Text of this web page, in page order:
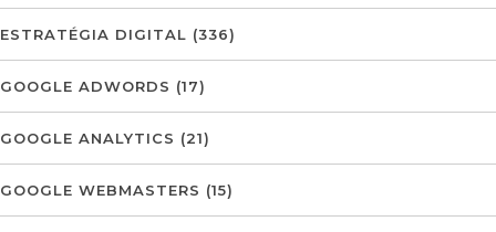
ESTRATÉGIA DIGITAL (336)
GOOGLE ADWORDS (17)
GOOGLE ANALYTICS (21)
GOOGLE WEBMASTERS (15)